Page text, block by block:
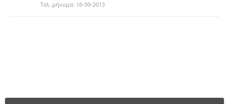
Τελ. μήνυμα: 16-09-2013